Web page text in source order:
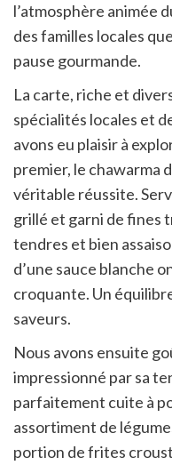
l’atmosphère animée
des familles locales
pause gourmande.
La carte, riche et
spécialités locales et
avons eu plaisir à
premier, le chawarma
véritable réussite.
grillé et garni de fines
tendres et bien
d’une sauce blanche
croquante. Un
saveurs.
Nous avons ensuite
impressionné par sa
parfaitement cuite à
assortiment de
portion de frites